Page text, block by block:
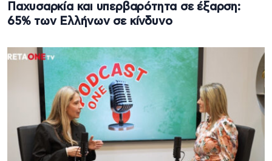
Παχυσαρκία και υπερβαρότητα σε έξαρση:
65% των Ελλήνων σε κίνδυνο